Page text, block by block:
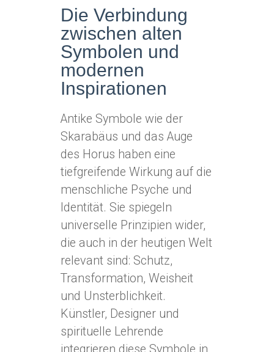
Die Verbindung
zwischen alten
Symbolen und
modernen
Inspirationen
Antike Symbole wie der
Skarabäus und das Auge
des Horus haben eine
tiefgreifende Wirkung auf die
menschliche Psyche und
Identität. Sie spiegeln
universelle Prinzipien wider,
die auch in der heutigen Welt
relevant sind: Schutz,
Transformation, Weisheit
und Unsterblichkeit.
Künstler, Designer und
spirituelle Lehrende